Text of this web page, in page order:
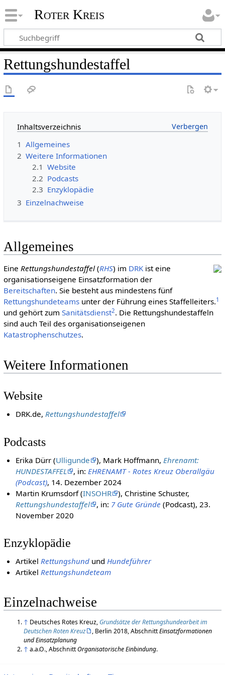
Roter Kreis
Rettungshundestaffel
Inhaltsverzeichnis
1 Allgemeines
2 Weitere Informationen
2.1 Website
2.2 Podcasts
2.3 Enzyklopädie
3 Einzelnachweise
Allgemeines
Eine Rettungshundestaffel(RHS) im DRKist eine
organisationseigene Einsatzformation der
Bereitschaften. Sie besteht aus mindestens fünf
Rettungshundeteamsunter der Führung eines Staffelleiters.1
und gehört zum Sanitätsdienst2. Die Rettungshundestaffeln
sind auch Teil des organisationseigenen
Katastrophenschutzes.
Weitere Informationen
Website
DRK.de,Rettungshundestaffel
Podcasts
Erika Dürr (Ulligunde ), Mark Hoffmann, Ehrenamt:
HUNDESTAFFEL
, in: EHRENAMT - Rotes Kreuz Oberallgäu
(Podcast), 14. Dezember 2024
Martin Krumsdorf (INSOHR
), Christine Schuster,
Rettungshundestaffel
, in: 7 Gute Gründe (Podcast), 23.
November 2020
Enzyklopädie
ArtikelRettungshund undHundeführer
ArtikelRettungshundeteam
Einzelnachweise
↑ Deutsches Rotes Kreuz, Grundsätze der Rettungshundearbeit im
Deutschen Roten Kreuz
, Berlin 2018, AbschnittEinsatzformationen
und Einsatzplanung
↑ a.a.O., AbschnittOrganisatorische Einbindung.